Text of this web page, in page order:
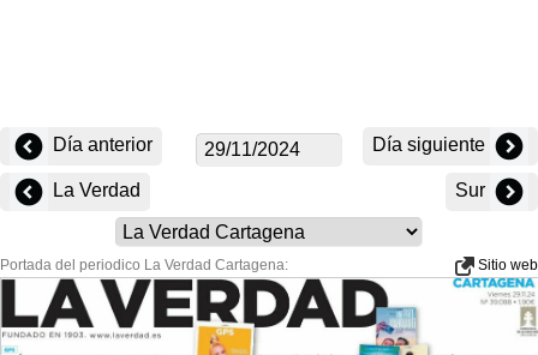
Día anterior Día siguiente
La Verdad Sur
Portada del periodico La Verdad Cartagena: Sitio web